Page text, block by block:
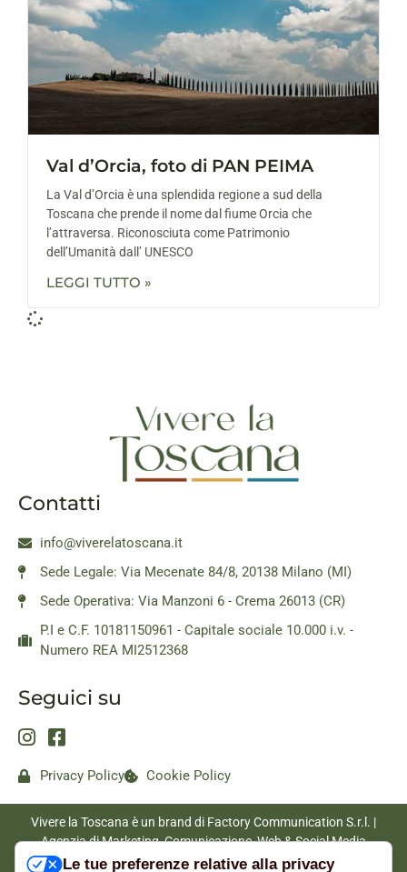
Val d’Orcia, foto di PAN PEIMA
La Val d’Orcia è una splendida regione a sud della
Toscana che prende il nome dal fiume Orcia che
l’attraversa. Riconosciuta come Patrimonio
dell’Umanità dall’ UNESCO
LEGGI TUTTO »
Contatti
info@viverelatoscana.it
Sede Legale: Via Mecenate 84/8, 20138 Milano (MI)
Sede Operativa: Via Manzoni 6 - Crema 26013 (CR)
P.I e C.F. 10181150961 - Capitale sociale 10.000 i.v. -
Numero REA MI2512368
Seguici su
Privacy Policy Cookie Policy
Vivere la Toscana è un brand di Factory Communication S.r.l. |
Agenzia di Marketing, Comunicazione, Web & Social Media
|www.factorycommunication.it
Le tue preferenze relative alla privacy